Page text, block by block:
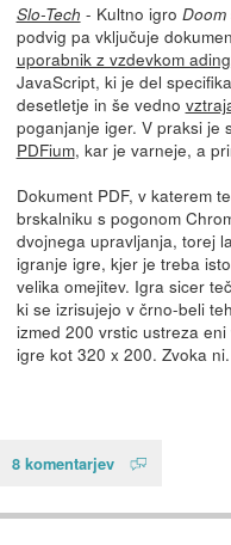
Slo-Tech - Kultno igro Doom
podvig pa vključuje
uporabnik z vzdevkom
JavaScript, ki je del
desetletje in še vedno
poganjanje iger. V praksi je
PDFium, kar je varneje, a
Dokument PDF, v katerem
brskalniku s pogonom
dvojnega upravljanja, torej
igranje igre, kjer je treba
velika omejitev. Igra sicer
ki se izrisujejo v črno-beli
izmed 200 vrstic ustreza
igre kot 320 x 200. Zvoka ni.
8 komentarjev